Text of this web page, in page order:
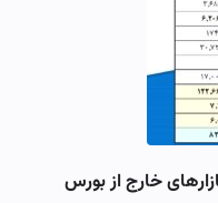
خارج از بورس